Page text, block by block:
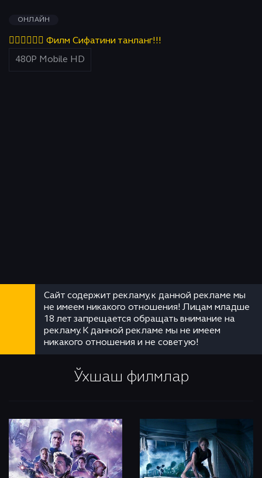
ОНЛАЙН
👇🏻👇🏻👇🏻 Филм Сифатини танланг!!!
Сайт содержит рекламу, к данной рекламе мы
не имеем никакого отношения! Лицам младше
18 лет запрещается обращать внимание на
рекламу. К данной рекламе мы не имеем
никакого отношения и не советую!
Ўхшаш филмлар